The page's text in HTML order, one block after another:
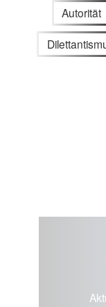
Autorität